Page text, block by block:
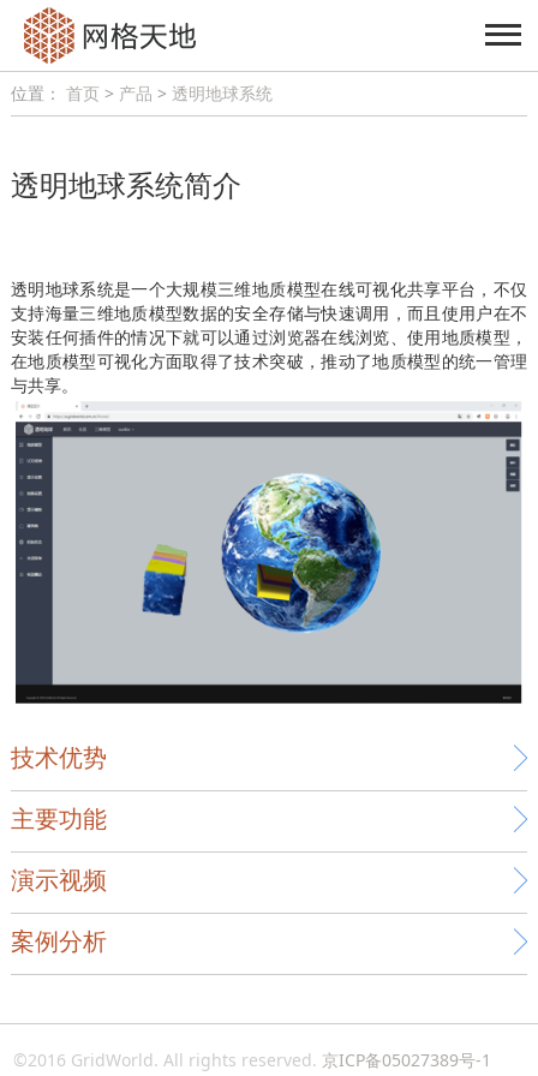
位置： 首页> 产品 > 透明地球系统
透明地球系统简介
透明地球系统是一个大规模三维地质模型在线可视化共享平台，不仅
支持海量三维地质模型数据的安全存储与快速调用，而且使用户在不
安装任何插件的情况下就可以通过浏览器在线浏览、使用地质模型，
在地质模型可视化方面取得了技术突破，推动了地质模型的统一管理
与共享。
技术优势
主要功能
演示视频
案例分析
©2016 GridWorld. All rights reserved. 京ICP备05027389号-1